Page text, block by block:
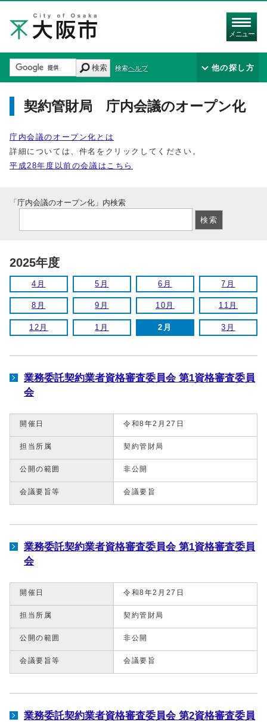
メニュー
検索 検索ヘルプ 他の探し方
契約管財局 庁内会議のオープン化
庁内会議のオープン化とは
詳細については、件名をクリックしてください。
平成28年度以前の会議はこちら
「庁内会議のオープン化」内検索
2025年度
4月 5月 6月 7月
8月 9月 10月 11月
12月 1月 2月 3月
業務委託契約業者資格審査委員会 第1資格審査委員
会
開催日 令和8年2月27日
担当所属 契約管財局
公開の範囲 非公開
会議要旨等 会議要旨
業務委託契約業者資格審査委員会 第1資格審査委員
会
開催日 令和8年2月27日
担当所属 契約管財局
公開の範囲 非公開
会議要旨等 会議要旨
業務委託契約業者資格審査委員会 第2資格審査委員